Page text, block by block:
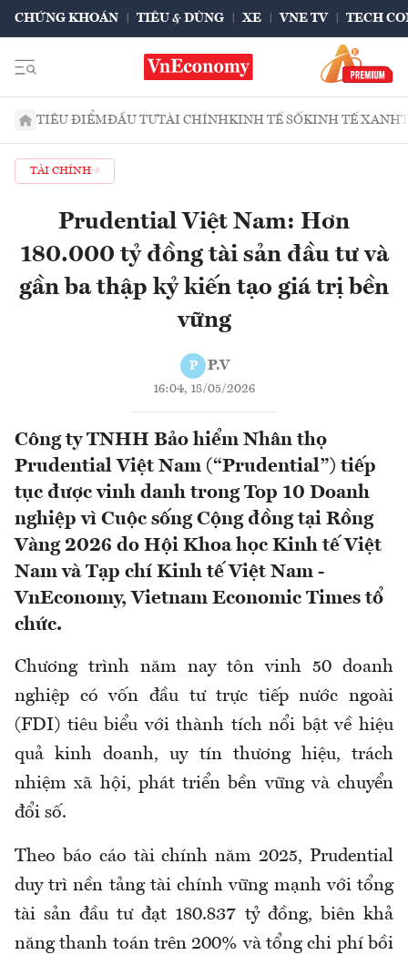
CHỨNG KHOÁN TIÊU & DÙNG XE VNE TV TECH
TIÊU ĐIỂMĐẦU TƯTÀI CHÍNHKINH TẾ SỐKINH TẾ XANH
TÀI CHÍNH
Prudential Việt Nam: Hơn
180.000 tỷ đồng tài sản đầu tư và
gần ba thập kỷ kiến tạo giá trị bền
vững
P P.V
16:04, 18/05/2026
Công ty TNHH Bảo hiểm Nhân thọ
Prudential Việt Nam (“Prudential”) tiếp
tục được vinh danh trong Top 10 Doanh
nghiệp vì Cuộc sống Cộng đồng tại Rồng
Vàng 2026 do Hội Khoa học Kinh tế Việt
Nam và Tạp chí Kinh tế Việt Nam -
VnEconomy, Vietnam Economic Times tổ
chức.
Chương trình năm nay tôn vinh 50 doanh
nghiệp có vốn đầu tư trực tiếp nước ngoài
(FDI) tiêu biểu với thành tích nổi bật về hiệu
quả kinh doanh, uy tín thương hiệu, trách
nhiệm xã hội, phát triển bền vững và chuyển
đổi số.
Theo báo cáo tài chính năm 2025, Prudential
duy trì nền tảng tài chính vững mạnh với tổng
tài sản đầu tư đạt 180.837 tỷ đồng, biên khả
năng thanh toán trên 200% và tổng chi phí bồi